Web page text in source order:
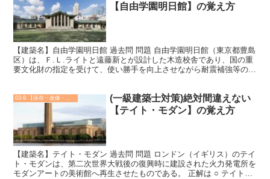
【自由学園明日館】の覚え方
【建築名】自由学園明日館 過去問 問題 自由学園明日館（東京都豊島
区）は、Ｆ.Ｌ.ライトと遠藤新とが設計した木造校舎であり、国の重
要文化財の指定を受けて、使い勝手を向上させながら耐震補強等の改
(一級建築士対策)絶対間違えない
【テイト・モダン】の覚え方
【建築名】テイト・モダン 過去問 問題 ロンドン（イギリス）のテイ
ト・モダンは、第二次世界大戦後の復興時に建設された火力発電所を
モダンアートの美術館へ再生させたものである。 正解は ○ テイト・